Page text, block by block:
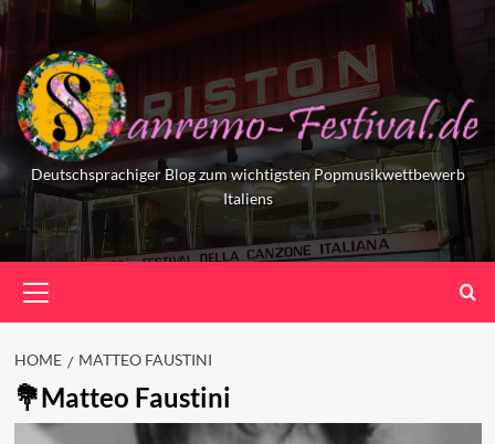
Skip
to
content
Deutschsprachiger Blog zum wichtigsten Popmusikwettbewerb
Italiens
Menu
HOME MATTEO FAUSTINI
Matteo Faustini